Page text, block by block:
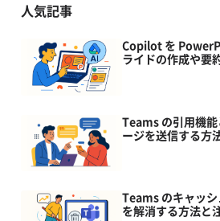
人気記事
Copilot を
ライドの作成や要
Teams の引用機
ージを送信する方
Teams のキャッ
を解消する方法と